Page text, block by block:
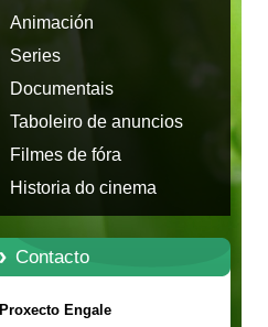
Animación
Series
Documentais
Taboleiro de anuncios
Filmes de fóra
Historia do cinema
Contacto
Proxecto Engale